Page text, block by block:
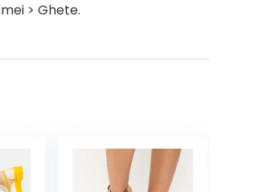
> Ghete.